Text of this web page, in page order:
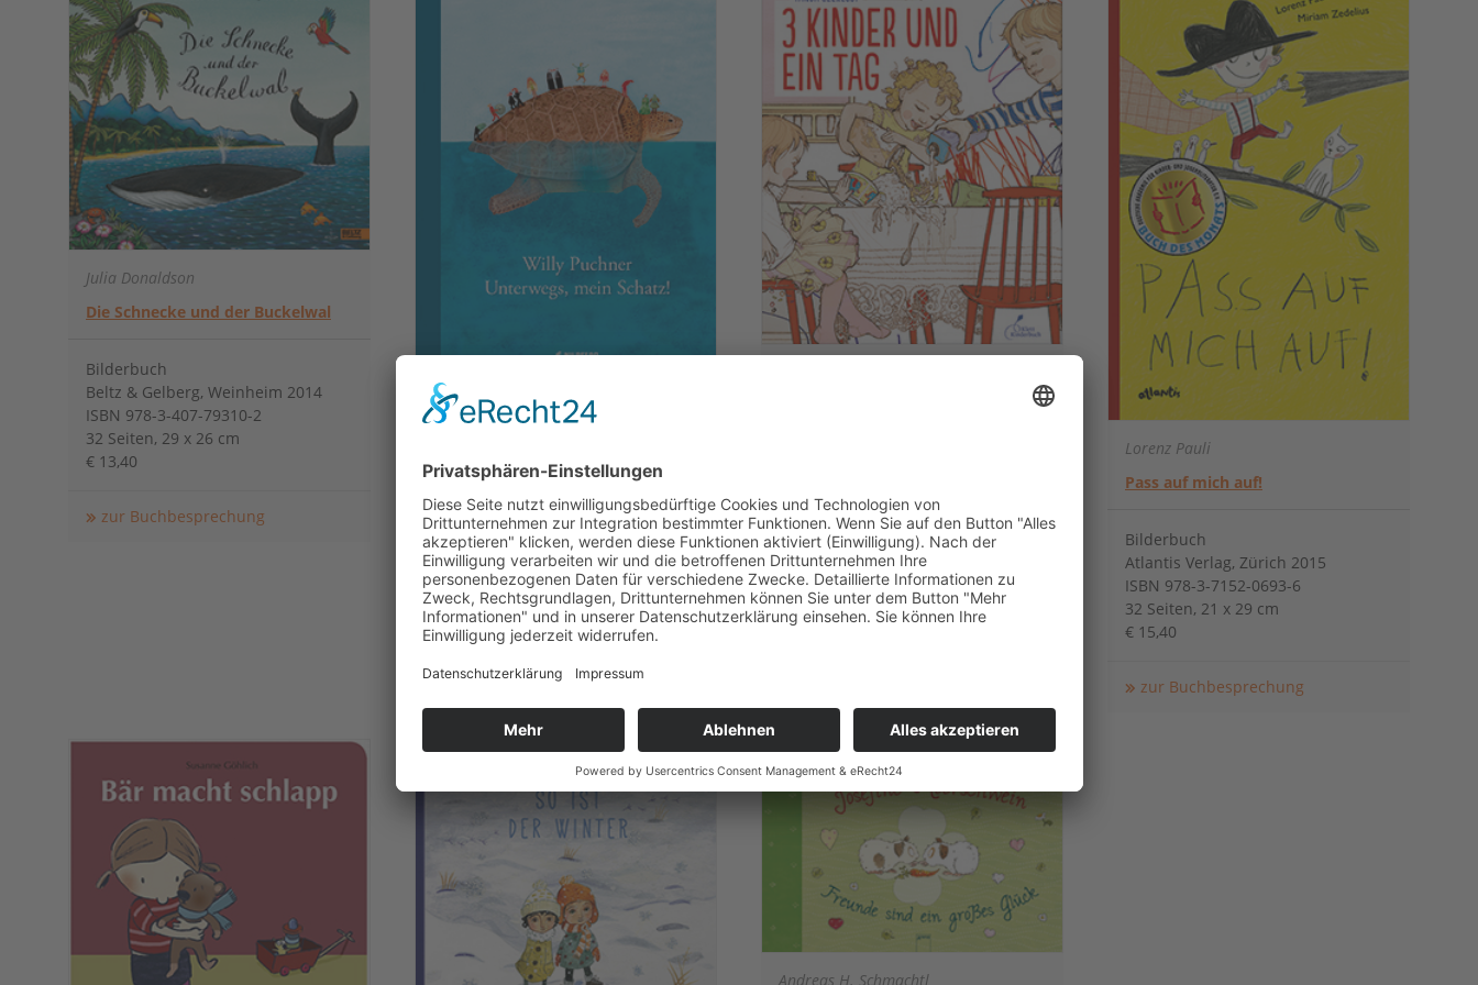
Julia Donaldson
Die Schnecke und der Buckelwal
Bilderbuch
Beltz & Gelberg, Weinheim 2014
ISBN 978-3-407-79310-2
32 Seiten, 29 x 26 cm
€ 13,40
zur Buchbesprechung
Willy Puchner
Bilderbuch
G&G Verlag, Wien 2015
ISBN 978-3-7074-5100-9
40 Seiten, 24 x 32 cm
€ 19,99
zur Buchbesprechung
ISBN 978-3-95470122-3
40 Seiten, 22 x 27 cm
€ 15,40
zur Buchbesprechung
Lorenz Pauli
Pass auf mich auf!
Bilderbuch
Atlantis Verlag, Zürich 2015
ISBN 978-3-7152-0693-6
32 Seiten, 21 x 29 cm
€ 15,40
zur Buchbesprechung
Andreas H. Schmachtl